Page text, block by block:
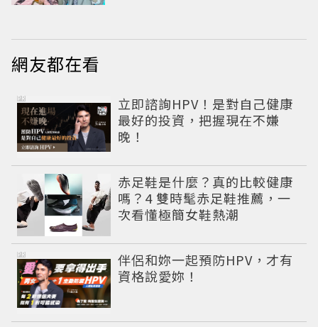
網友都在看
立即諮詢HPV！是對自己健康
最好的投資，把握現在不嫌
晚！
PR
赤足鞋是什麼？真的比較健康
嗎？4 雙時髦赤足鞋推薦，一
次看懂極簡女鞋熱潮
伴侶和妳一起預防HPV，才有
資格說愛妳！
PR